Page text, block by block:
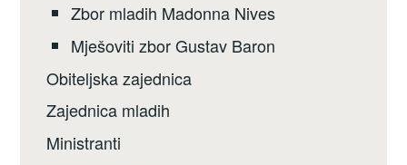
Zbor mladih Madonna Nives
Mješoviti zbor Gustav Baron
Obiteljska zajednica
Zajednica mladih
Ministranti